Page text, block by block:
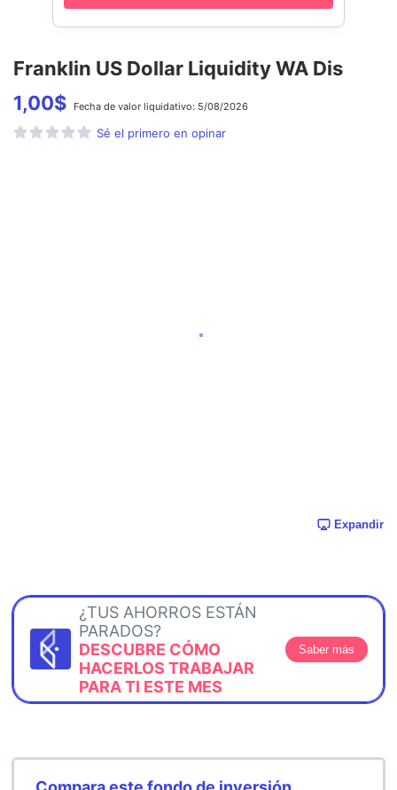
Franklin US Dollar Liquidity WA Dis
1,00$ Fecha de valor liquidativo: 5/08/2026
Sé el primero en opinar
Expandir
¿TUS AHORROS ESTÁN
PARADOS?
DESCUBRE CÓMO
HACERLOS TRABAJAR
PARA TI ESTE MES
Saber más